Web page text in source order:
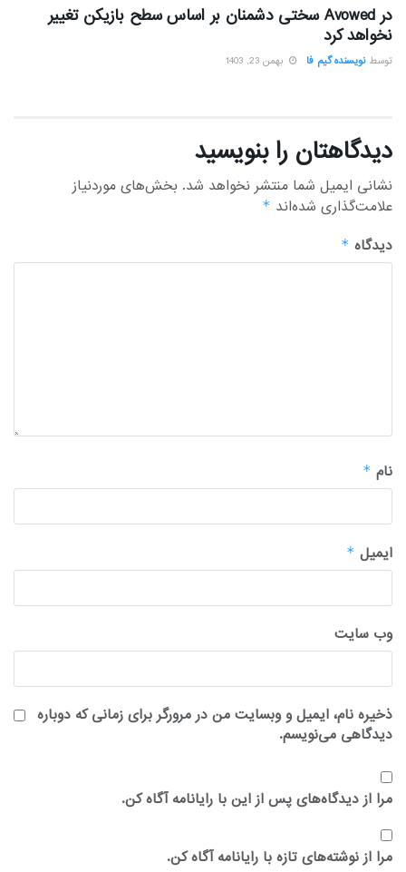
در Avowed سختی دشمنان بر اساس سطح بازیکن تغییر
نخواهد کرد
توسط نویسنده گیم فا بهمن 23, 1403
دیدگاهتان را بنویسید
نشانی ایمیل شما منتشر نخواهد شد. بخش‌های موردنیاز
علامت‌گذاری شده‌اند *
دیدگاه *
نام *
ایمیل *
وب‌ سایت
ذخیره نام، ایمیل و وبسایت من در مرورگر برای زمانی که دوباره
دیدگاهی می‌نویسم.
مرا از دیدگاه‌های پس از این با رایانامه آگاه کن.
مرا از نوشته‌های تازه با رایانامه آگاه کن.